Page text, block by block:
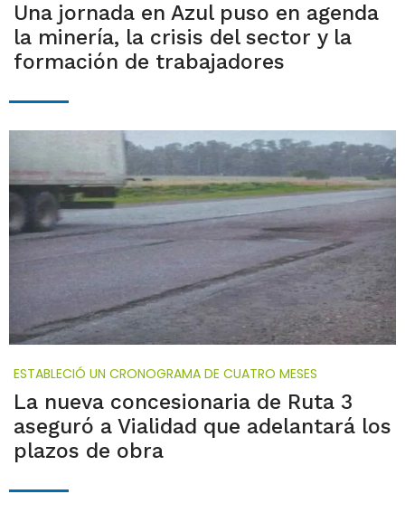
Una jornada en Azul puso en agenda
la minería, la crisis del sector y la
formación de trabajadores
ESTABLECIÓ UN CRONOGRAMA DE CUATRO MESES
La nueva concesionaria de Ruta 3
aseguró a Vialidad que adelantará los
plazos de obra